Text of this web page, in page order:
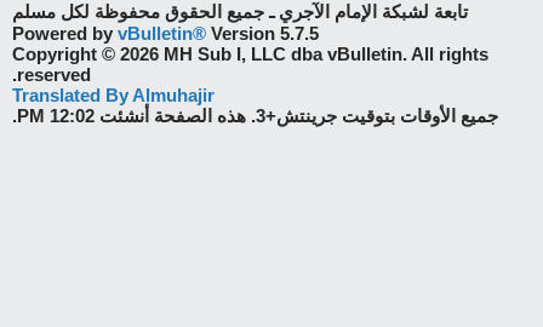
تابعة لشبكة الإمام الآجري ـ جميع الحقوق محفوظة لكل مسلم
Powered by vBulletin® Version 5.7.5
Copyright © 2026 MH Sub I, LLC dba vBulletin. All rights
reserved.
Translated By Almuhajir
جميع الأوقات بتوقيت جرينتش+3. هذه الصفحة أنشئت 12:02 PM.